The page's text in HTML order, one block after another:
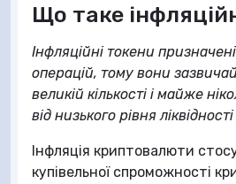
Що таке
Інфляційні токени
операцій, тому вони
великій кількості і майже
від низького рівня
Інфляція криптовалюти
купівельної спроможності